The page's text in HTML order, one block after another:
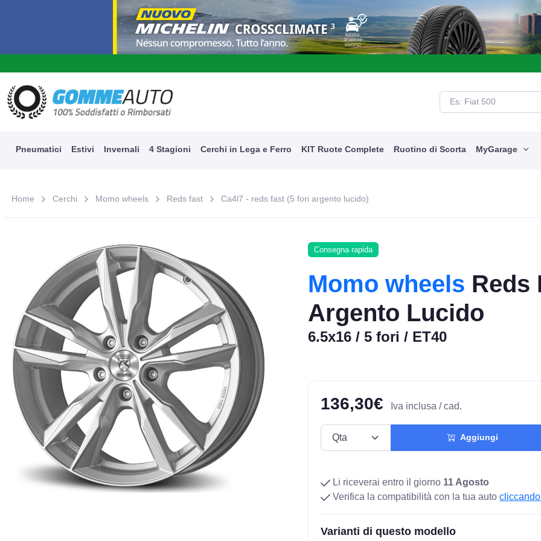
Pneumatici Estivi Invernali 4 Stagioni Cerchi in Lega e Ferro KIT Ruote Complete Ruotino di Scorta MyGarage
Home Cerchi Momo wheels Reds fast Ca4l7 - reds fast (5 fori argento lucido)
Consegna rapida
Momo wheels Reds
Argento Lucido
6.5x16 / 5 fori / ET40
136,30€ Iva inclusa / cad.
Aggiungi
Li riceverai entro il giorno 11 Agosto
Verifica la compatibilità con la tua auto
Varianti di questo modello